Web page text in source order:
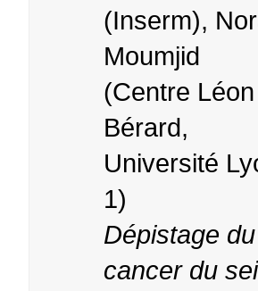
(Inserm),
Moumjid
(Centre Léon
Bérard,
Université
1)
Dépistage du
cancer du